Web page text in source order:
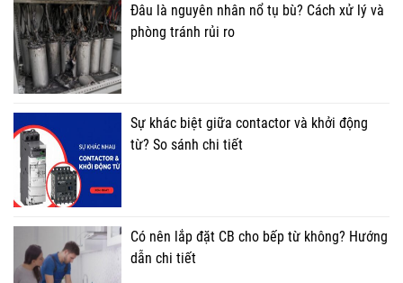
Đâu là nguyên nhân nổ tụ bù? Cách xử lý và
phòng tránh rủi ro
Sự khác biệt giữa contactor và khởi động
từ? So sánh chi tiết
Có nên lắp đặt CB cho bếp từ không? Hướng
dẫn chi tiết